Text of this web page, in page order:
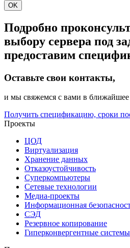
OK
Подробно
выбору сервера под
предоставим
Оставьте свои контакты,
и мы свяжемся с вами в ближайшее
Получить спецификацию, сроки
Проекты
ЦОД
Виртуализация
Хранение данных
Отказоустойчивость
Суперкомпьютеры
Сетевые технологии
Медиа-проекты
Информационная
СЭД
Резервное копирование
Гиперконвергентные системы